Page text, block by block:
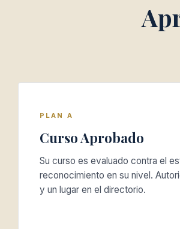
PLAN A
Curso Aprobado
Su curso es evaluado contra el
reconocimiento en su nivel.
y un lugar en el directorio.